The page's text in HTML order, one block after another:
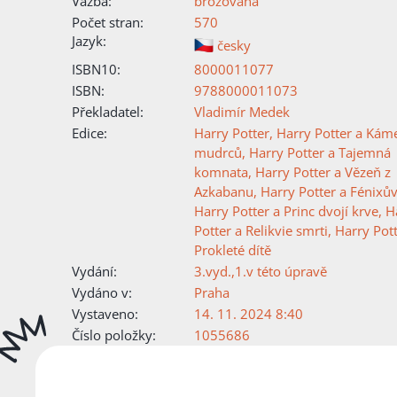
Počet stran:
570
Jazyk:
česky
ISBN10:
8000011077
ISBN:
9788000011073
Překladatel:
Vladimír Medek
Edice:
Harry Potter, Harry Potter a
mudrců, Harry Potter a Tajemná
komnata, Harry Potter a Vězeň z
Azkabanu, Harry Potter a
Harry Potter a Princ dvojí krve,
Potter a Relikvie smrti, Harry
Prokleté dítě
Vydání:
3.vyd.,1.v této úpravě
Vydáno v:
Praha
Vystaveno:
14. 11. 2024 8:40
Číslo položky:
1055686